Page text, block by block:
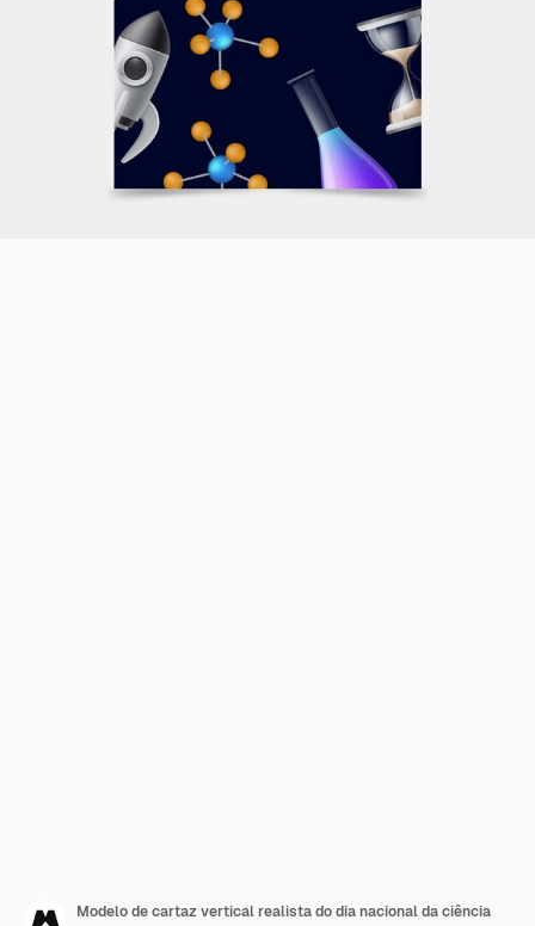
Modelo de cartaz vertical realista do dia nacional da ciência